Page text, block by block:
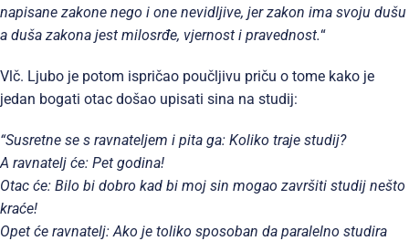
napisane zakone nego i one nevidljive, jer zakon ima svoju dušu
a duša zakona jest milosrđe, vjernost i pravednost.“
Vlč. Ljubo je potom ispričao poučljivu priču o tome kako je
jedan bogati otac došao upisati sina na studij:
“Susretne se s ravnateljem i pita ga: Koliko traje studij?
A ravnatelj će: Pet godina!
Otac će: Bilo bi dobro kad bi moj sin mogao završiti studij nešto
kraće!
Opet će ravnatelj: Ako je toliko sposoban da paralelno studira